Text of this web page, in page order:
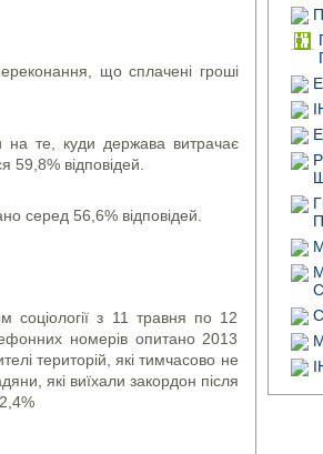
що сплачені гроші
на те, куди держава витрачає
59,8% відповідей.
серед 56,6% відповідей.
соціології з 11 травня по 12
номерів опитано 2013
територій, які тимчасово не
які виїхали закордон після